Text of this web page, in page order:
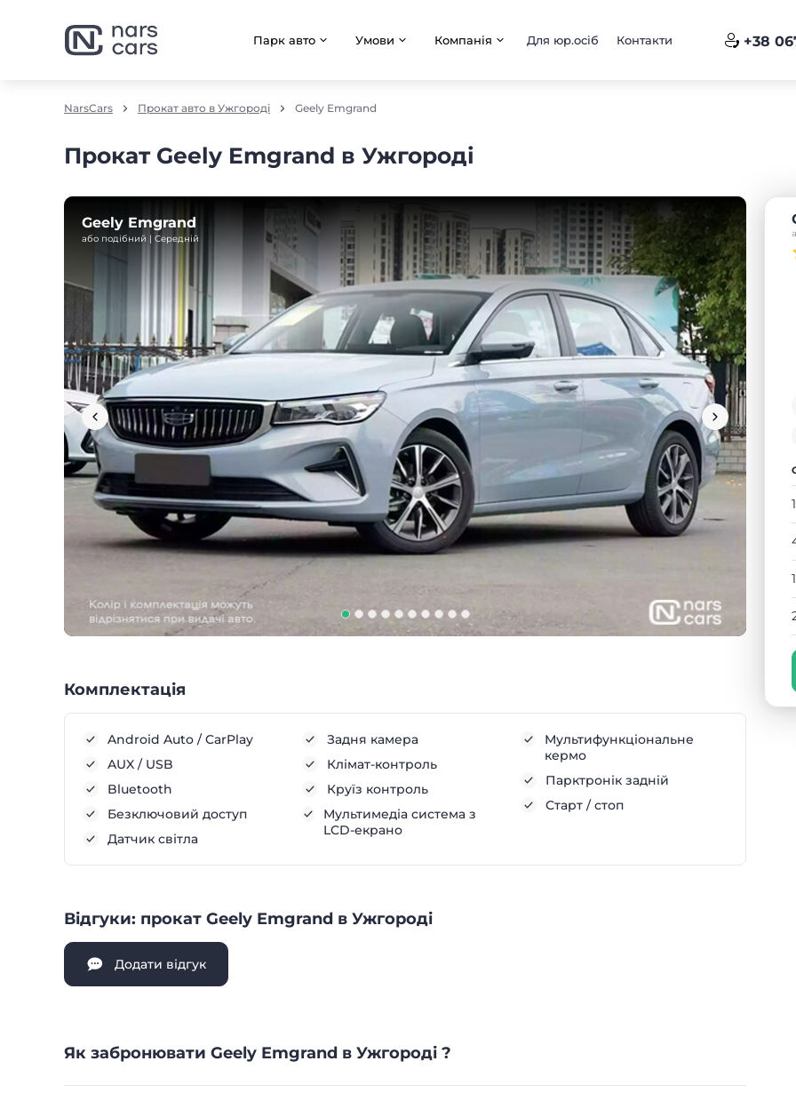
Парк авто Умови Компанія Для юр.осіб Контакти +38
NarsCars Прокат авто в Ужгороді Geely Emgrand
Прокат Geely Emgrand в Ужгороді
Geely Emgrand
або подібний | Середнiй
Комплектація
Android Auto / CarPlay
AUX / USB
Bluetooth
Безключовий доступ
Датчик світла
Задня камера
Клімат-контроль
Круїз контроль
Мультимедіа система з
LCD-екрано
Мультифункціональне
кермо
Парктронік задній
Старт / стоп
Відгуки: прокат Geely Emgrand в Ужгороді
Додати відгук
Як забронювати Geely Emgrand в Ужгороді ?